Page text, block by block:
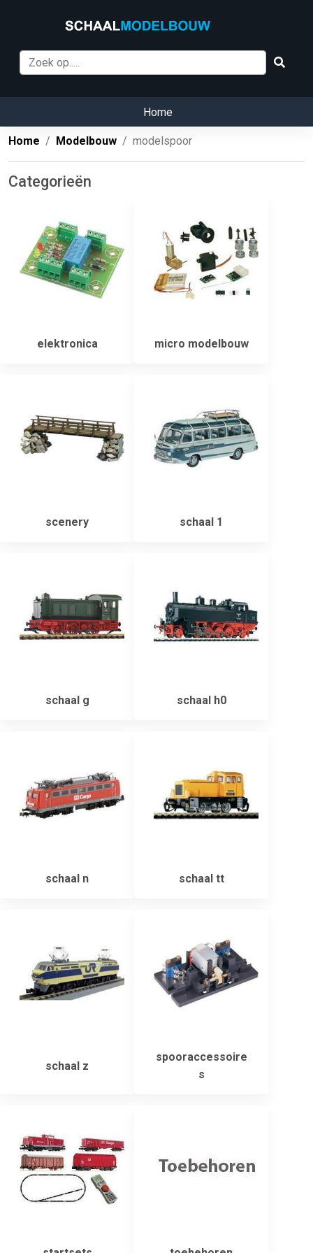
Home
Home Modelbouw modelspoor
Categorieën
elektronica micro modelbouw
scenery schaal 1
schaal g schaal h0
schaal n schaal tt
schaal z
spooraccessoire
s